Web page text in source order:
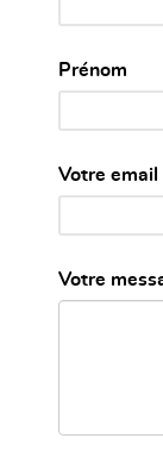
Prénom
Votre email
Votre